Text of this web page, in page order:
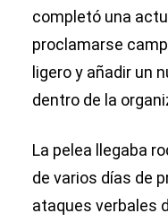
completó una
proclamarse
ligero y añadir un
dentro de la
La pelea llegaba
de varios días de
ataques verbales